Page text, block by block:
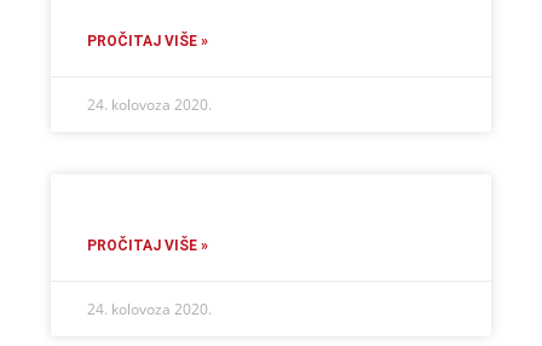
PROČITAJ VIŠE »
24. kolovoza 2020.
PROČITAJ VIŠE »
24. kolovoza 2020.